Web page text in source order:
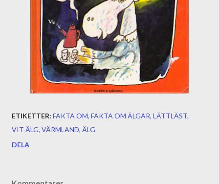
ETIKETTER: FAKTA OM FAKTA OM ÄLGAR LÄTTLÄST
VIT ÄLG VÄRMLAND ÄLG
DELA